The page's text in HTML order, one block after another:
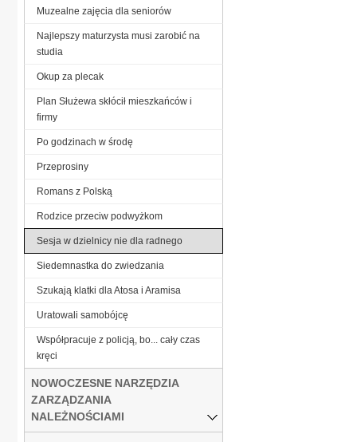
Muzealne zajęcia dla seniorów
Najlepszy maturzysta musi zarobić na
studia
Okup za plecak
Plan Służewa skłócił mieszkańców i
firmy
Po godzinach w środę
Przeprosiny
Romans z Polską
Ro­dzi­ce prze­ciw pod­wyż­kom
Sesja w dzielnicy nie dla radnego
Siedemnastka do zwiedzania
Szukają klatki dla Atosa i Aramisa
Ura­to­wa­li sa­mo­bój­cę
Współpracuje z policją, bo... cały czas
kręci
NOWOCZESNE NARZĘDZIA
ZARZĄDZANIA
NALEŻNOŚCIAMI